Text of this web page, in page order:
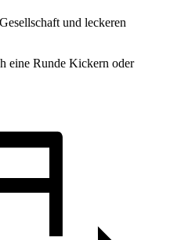
und leckeren
eine Runde Kickern oder